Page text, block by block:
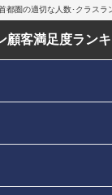
都圏の適切な人数･クラスラ
顧客満足度ラン